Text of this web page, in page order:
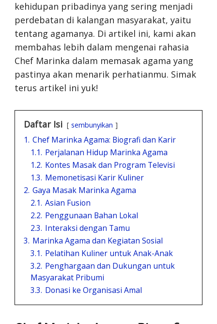
kehidupan pribadinya yang sering menjadi
perdebatan di kalangan masyarakat, yaitu
tentang agamanya. Di artikel ini, kami akan
membahas lebih dalam mengenai rahasia
Chef Marinka dalam memasak agama yang
pastinya akan menarik perhatianmu. Simak
terus artikel ini yuk!
Daftar Isi sembunyikan
1. Chef Marinka Agama: Biografi dan Karir
1.1. Perjalanan Hidup Marinka Agama
1.2. Kontes Masak dan Program Televisi
1.3. Memonetisasi Karir Kuliner
2. Gaya Masak Marinka Agama
2.1. Asian Fusion
2.2. Penggunaan Bahan Lokal
2.3. Interaksi dengan Tamu
3. Marinka Agama dan Kegiatan Sosial
3.1. Pelatihan Kuliner untuk Anak-Anak
3.2. Penghargaan dan Dukungan untuk
Masyarakat Pribumi
3.3. Donasi ke Organisasi Amal